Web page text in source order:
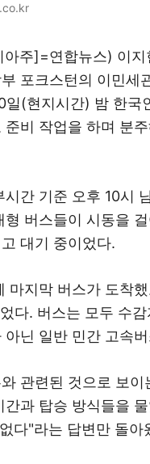
아주]=연합뉴스) 이지
포크스턴의 이민세
일(현지시간) 밤 한국
비 작업을 하며 분
간 기준 오후 10시
버스들이 시동을
대기 중이었다.
마지막 버스가 도착
다. 버스는 모두 수감
아닌 일반 민간 고속
관련된 것으로 보이
간과 탑승 방식들을
다"라는 답변만 돌아